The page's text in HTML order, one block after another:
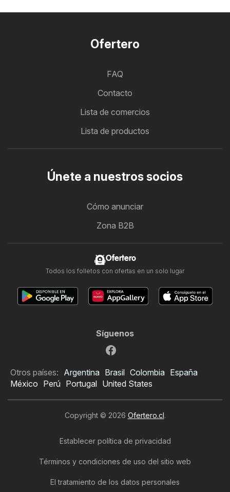
Folleto de Construmart
Ofertero
FAQ
Contacto
Lista de comercios
Lista de productos
Únete a nuestros socios
Cómo anunciar
Zona B2B
Ofertero
Todos los folletos con ofertas en un solo lugar
Síguenos
Otros países: Argentina Brasil Colombia España
México Perú Portugal United States
Copyright © 2026 Ofertero.cl.
Establecer política de privacidad
Términos y condiciones de uso del sitio web
El tratamiento de los datos personales